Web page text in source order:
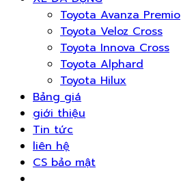
Toyota Avanza Premio
Toyota Veloz Cross
Toyota Innova Cross
Toyota Alphard
Toyota Hilux
Bảng giá
giới thiệu
Tin tức
liên hệ
CS bảo mật